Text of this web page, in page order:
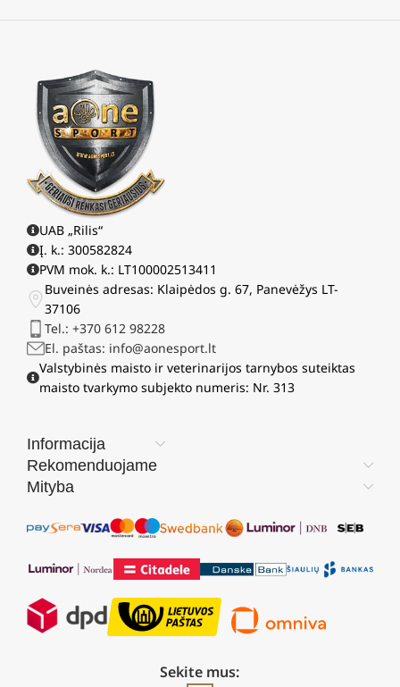
UAB „Rilis“
Į. k.: 300582824
PVM mok. k.: LT100002513411
Buveinės adresas: Klaipėdos g. 67, Panevėžys LT-
37106
Tel.: +370 612 98228
El. paštas: info@aonesport.lt
Valstybinės maisto ir veterinarijos tarnybos suteiktas
maisto tvarkymo subjekto numeris: Nr. 313
Informacija
Rekomenduojame
Mityba
Sekite mus: